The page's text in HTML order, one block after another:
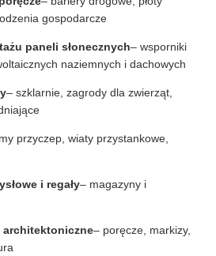
gospodarcze
paneli słonecznych– wsporniki
naziemnych i dachowych
– szklarnie, zagrody dla zwierząt,
przyczep, wiaty przystankowe,
i regały– magazyny i
architektoniczne– poręcze, markizy,